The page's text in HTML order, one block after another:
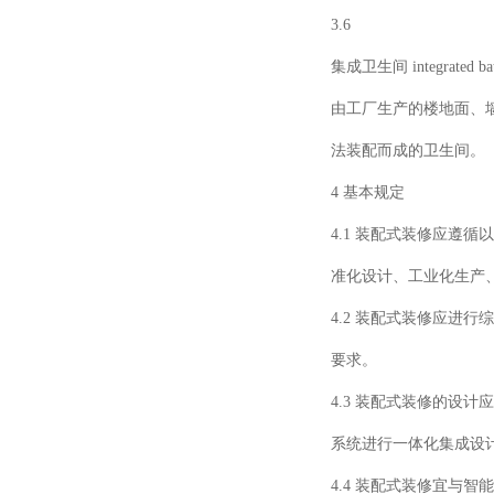
3.6
集成卫生间 integrated
由工厂生产的楼地面、
法装配而成的卫生间。
4 基本规定
4.1 装配式装修应遵循
准化设计、工业化生产
4.2 装配式装修应进行
要求。
4.3 装配式装修的设计
系统进行一体化集成设
4.4 装配式装修宜与智